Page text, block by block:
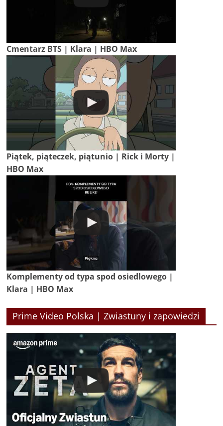
Cmentarz BTS | Klara | HBO Max
Piątek, piąteczek, piątunio | Rick i Morty |
HBO Max
Komplementy od typa spod osiedlowego |
Klara | HBO Max
Prime Video Polska | Zwiastuny i zapowiedzi